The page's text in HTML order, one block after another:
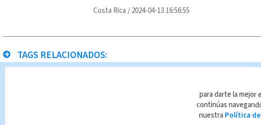
Costa Rica /2024-04-13 16:56:55
TAGS RELACIONADOS:
para darte la mejor
continúas
nuestra Política